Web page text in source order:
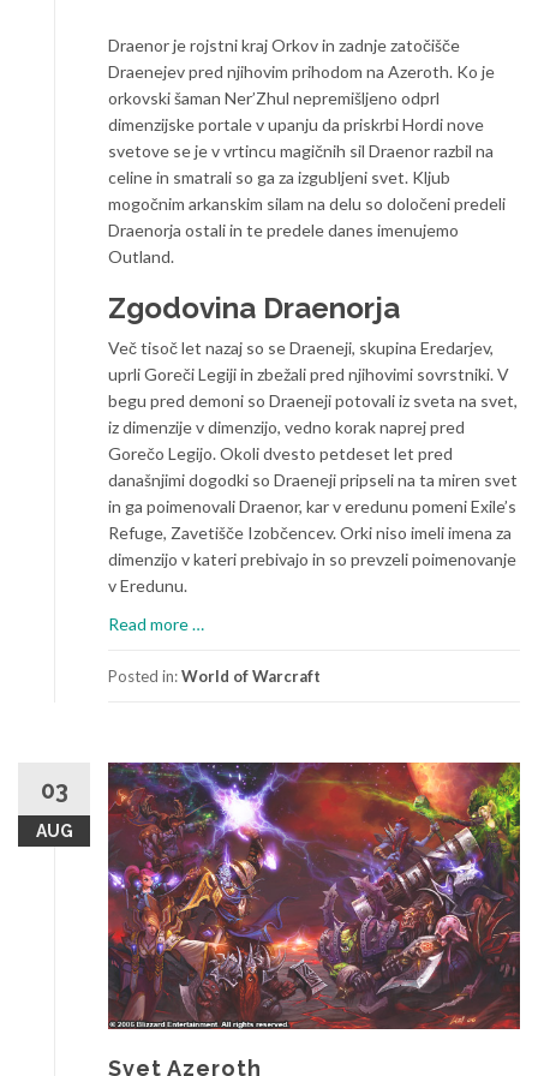
Draenor je rojstni kraj Orkov in zadnje zatočišče
Draenejev pred njihovim prihodom na Azeroth. Ko je
orkovski šaman Ner’Zhul nepremišljeno odprl
dimenzijske portale v upanju da priskrbi Hordi nove
svetove se je v vrtincu magičnih sil Draenor razbil na
celine in smatrali so ga za izgubljeni svet. Kljub
mogočnim arkanskim silam na delu so določeni predeli
Draenorja ostali in te predele danes imenujemo
Outland.
Zgodovina Draenorja
Več tisoč let nazaj so se Draeneji, skupina Eredarjev,
uprli Goreči Legiji in zbežali pred njihovimi sovrstniki. V
begu pred demoni so Draeneji potovali iz sveta na svet,
iz dimenzije v dimenzijo, vedno korak naprej pred
Gorečo Legijo. Okoli dvesto petdeset let pred
današnjimi dogodki so Draeneji pripseli na ta miren svet
in ga poimenovali Draenor, kar v eredunu pomeni Exile’s
Refuge, Zavetišče Izobčencev. Orki niso imeli imena za
dimenzijo v kateri prebivajo in so prevzeli poimenovanje
v Eredunu.
Read more
o
v
e
t
D
r
a
e
n
o
r
…
Posted in:World of Warcraft
03
AUG
Svet Azeroth